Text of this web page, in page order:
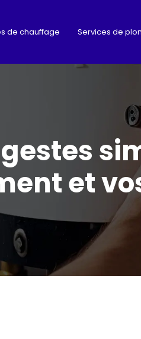
de chauffage Services de
et